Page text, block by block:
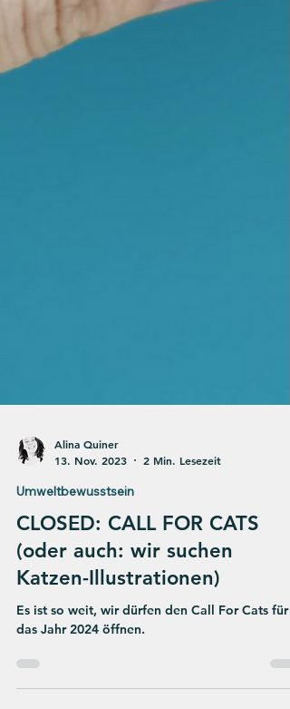
Alina Quiner
13. Nov. 2023
2 Min. Lesezeit
Umweltbewusstsein
CLOSED: CALL FOR CATS
(oder auch: wir suchen
Katzen-Illustrationen)
Es ist so weit, wir dürfen den Call For Cats für